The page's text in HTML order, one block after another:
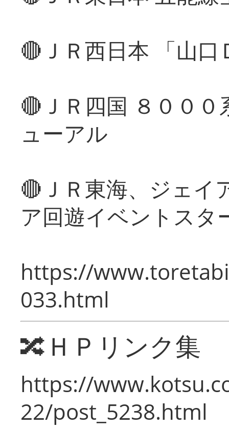
🔴ＪＲ西日本 「山
🔴ＪＲ四国 ８００
ューアル
🔴ＪＲ東海、ジェイ
ア回遊イベントスタ
https://
033.html
🔀ＨＰリンク集
https://
22/post_5238.html